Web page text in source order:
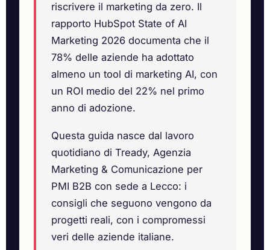
riscrivere il marketing da zero. Il
rapporto HubSpot State of AI
Marketing 2026 documenta che il
78% delle aziende ha adottato
almeno un tool di marketing AI, con
un ROI medio del 22% nel primo
anno di adozione.
Questa guida nasce dal lavoro
quotidiano di Tready, Agenzia
Marketing & Comunicazione per
PMI B2B con sede a Lecco: i
consigli che seguono vengono da
progetti reali, con i compromessi
veri delle aziende italiane.